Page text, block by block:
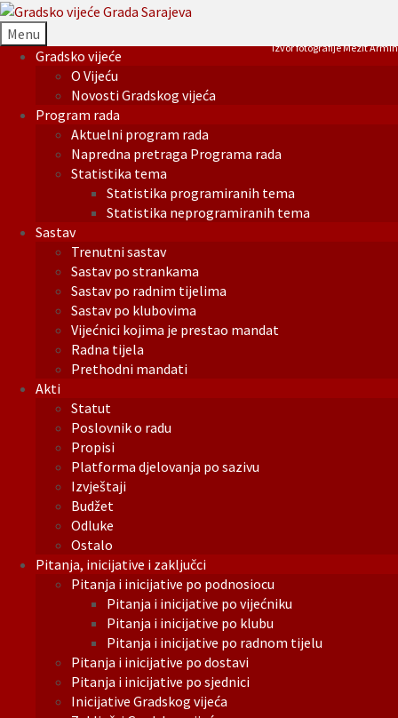
Menu
Gradsko vijeće
O Vijeću
Novosti Gradskog vijeća
Program rada
Aktuelni program rada
Napredna pretraga Programa rada
Statistika tema
Statistika programiranih tema
Statistika neprogramiranih tema
Sastav
Trenutni sastav
Sastav po strankama
Sastav po radnim tijelima
Sastav po klubovima
Vijećnici kojima je prestao mandat
Radna tijela
Prethodni mandati
Akti
Statut
Poslovnik o radu
Propisi
Platforma djelovanja po sazivu
Izvještaji
Budžet
Odluke
Ostalo
Pitanja, inicijative i zaključci
Pitanja i inicijative po podnosiocu
Pitanja i inicijative po vijećniku
Pitanja i inicijative po klubu
Pitanja i inicijative po radnom tijelu
Pitanja i inicijative po dostavi
Pitanja i inicijative po sjednici
Inicijative Gradskog vijeća
Izvor fotografije Mezit Armin